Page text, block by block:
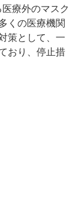
療外のマスク
くの医療機関
策として、一
おり、停止措